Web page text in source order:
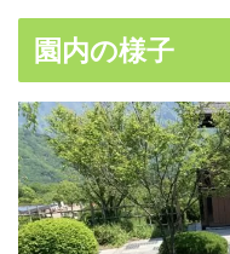
園内の様子